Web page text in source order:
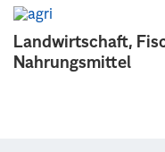
Landwirtschaft,
Nahrungsmittel